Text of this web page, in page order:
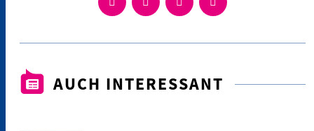
AUCH INTERESSANT